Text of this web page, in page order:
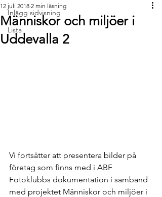
Inlägg sidvisning
Lista
Människor och miljöer i
Uddevalla 2
12 juli 2018 2 min läsning
Vi fortsätter att presentera bilder på
företag som finns med i ABF
Fotoklubbs dokumentation i samband
med projektet Människor och miljöer i